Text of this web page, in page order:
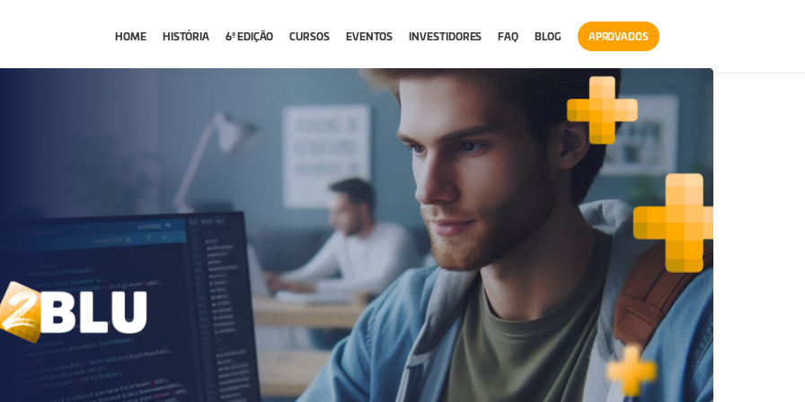
HOME HISTÓRIA 6ª EDIÇÃO CURSOS EVENTOS INVESTIDORES FAQ BLOG APROVADOS